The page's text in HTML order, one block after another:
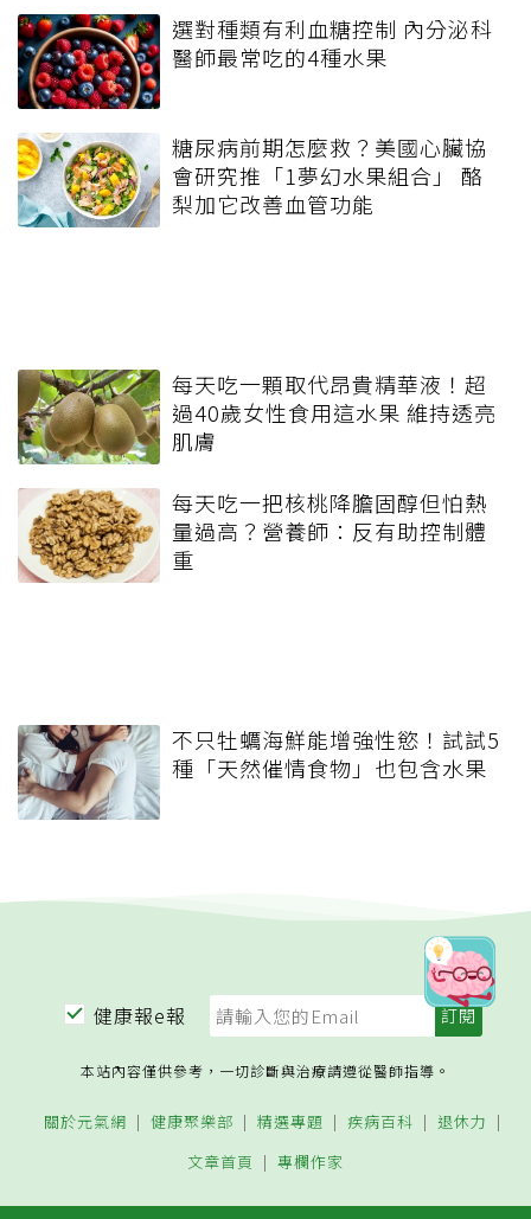
選對種類有利血糖控制 內分泌科
醫師最常吃的4種水果
糖尿病前期怎麼救？美國心臟協
會研究推「1夢幻水果組合」 酪
梨加它改善血管功能
每天吃一顆取代昂貴精華液！超
過40歲女性食用這水果 維持透亮
肌膚
每天吃一把核桃降膽固醇但怕熱
量過高？營養師：反有助控制體
重
不只牡蠣海鮮能增強性慾！試試5
種「天然催情食物」也包含水果
健康報e報
本站內容僅供參考，一切診斷與治療請遵從醫師指導。
關於元氣網 健康聚樂部 精選專題 疾病百科
退休力
文章首頁
專欄作家